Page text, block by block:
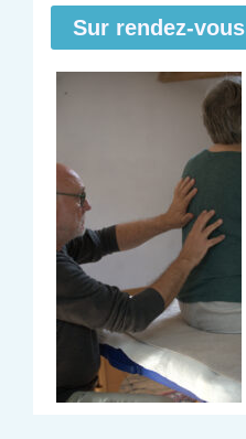
Sur rendez-vous